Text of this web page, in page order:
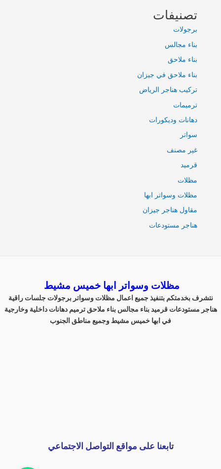
تصنيفات
برجولات
بناء مجالس
بناء ملاحق
بناء ملاحق في جيزان
تركيب هناجر الرياض
ترميمات
دهانات وديكورات
سواتر
غير مصنف
قرميد
مظلات
مظلات وسواتر ابها
مقاول هناجر جيزان
هناجر مستودعات
مظلات وسواتر ابها خميس مشيط
نتشرف بخدمتكم بتنفيذ جميع اعمال مظلات وسواتر برجولات جلسات راقية
هناجر مستودعات قرميد بناء مجالس بناء ملاحق ترميم دهانات داخلية وخارجية
في ابها خميس مشيط وجميع مناطق الجنوب
تابعنا على مواقع التواصل الاجتماعي